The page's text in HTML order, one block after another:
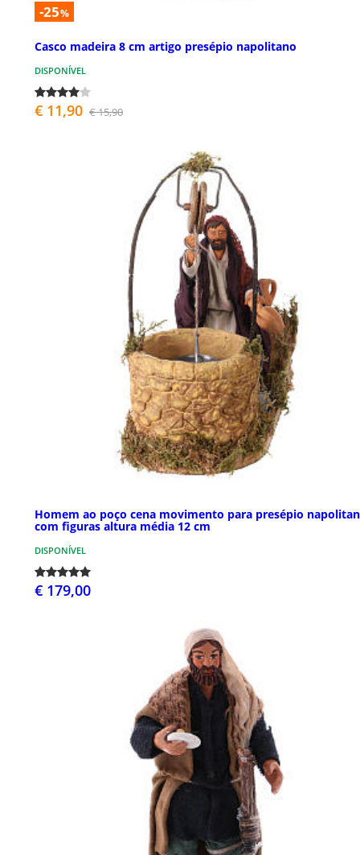
-25%
Casco madeira 8 cm artigo presépio napolitano
DISPONÍVEL
€ 11,90 € 15,90
Homem ao poço cena movimento para presépio
com figuras altura média 12 cm
DISPONÍVEL
€ 179,00